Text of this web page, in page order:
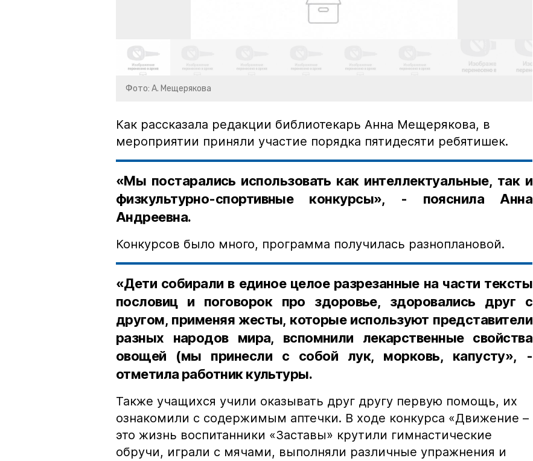
Фото: А. Мещерякова
Как рассказала редакции библиотекарь Анна Мещерякова, в
мероприятии приняли участие порядка пятидесяти ребятишек.
«Мы постарались использовать как интеллектуальные, так и
физкультурно-спортивные конкурсы», - пояснила Анна
Андреевна.
Конкурсов было много, программа получилась разноплановой.
«Дети собирали в единое целое разрезанные на части тексты
пословиц и поговорок про здоровье, здоровались друг с
другом, применяя жесты, которые используют представители
разных народов мира, вспомнили лекарственные свойства
овощей (мы принесли с собой лук, морковь, капусту», -
отметила работник культуры.
Также учащихся учили оказывать друг другу первую помощь, их
ознакомили с содержимым аптечки. В ходе конкурса «Движение –
это жизнь воспитанники «Заставы» крутили гимнастические
обручи, играли с мячами, выполняли различные упражнения и